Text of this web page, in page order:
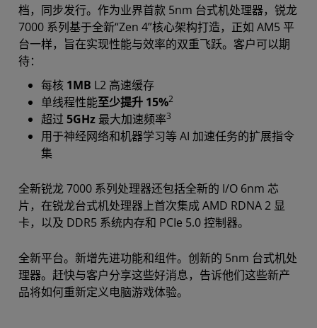
档，同步发行。作为业界首款 5nm 台式机处理器，锐龙
7000 系列基于全新“Zen 4”核心架构打造，正如 AM5 平
台一样，旨在实现性能与效率的双重飞跃。客户可以期
待：
每核 1MB L2 高速缓存
单线程性能至少提升 15%2
超过 5GHz最大加速频率3
用于神经网络和机器学习等 AI 加速任务的扩展指令
集
全新锐龙 7000 系列处理器还包括全新的 I/O 6nm 芯
片，在锐龙台式机处理器上首次集成 AMD RDNA 2 显
卡，以及 DDR5 系统内存和 PCIe 5.0 控制器。
全新平台。新增先进功能和组件。创新的 5nm 台式机处
理器。赶快与客户分享这些好消息，告诉他们这些新产
品将如何重新定义电脑游戏体验。